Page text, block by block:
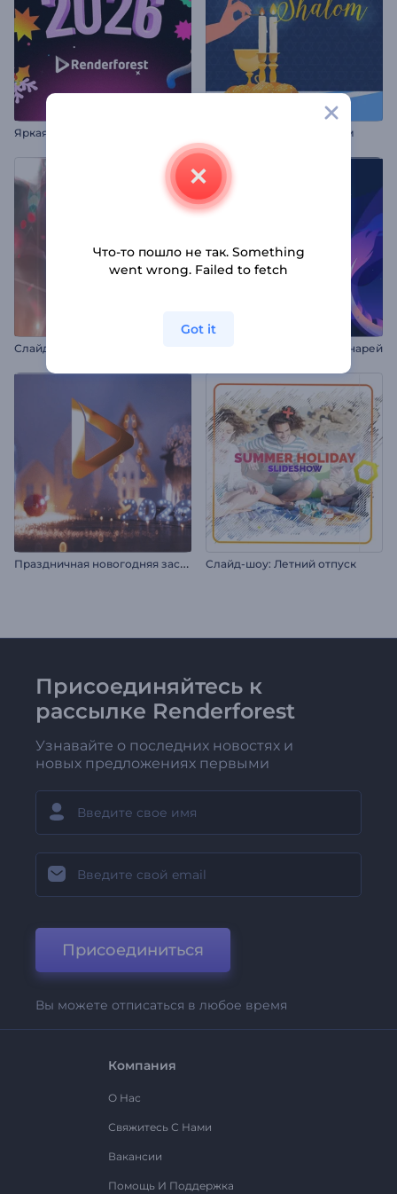
Яркая новогодняя заставка Анимации: Шаббат шалом
Анимация: Фестиваль фонарей
П
раздничная новогодняя заставка Слайд-шоу: Летний отпуск
Присоединяйтесь к
рассылке Renderforest
Узнавайте о последних новостях и
новых предложениях первыми
Присоединиться
Вы можете отписаться в любое время
Компания
О Нас
Свяжитесь С Нами
Вакансии
Помощь И Поддержка
Что-то пошло не так. Something
went wrong. Failed to fetch
Got it